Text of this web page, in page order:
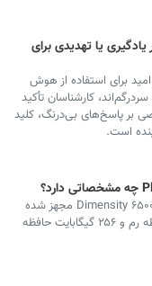
یا تهدیدی برای
برای استفاده از هوش
کارشناسان تأکید
بر پاسخ‌های بی‌درنگ، کلید
است.
گوشی آنر Play ۱۱ Pro به تراشه Dimensity ۶۵۰۰ مجهز شده
است که با هشت گیگابایت حافظه رم و ۲۵۶ گیگابایت حافظه